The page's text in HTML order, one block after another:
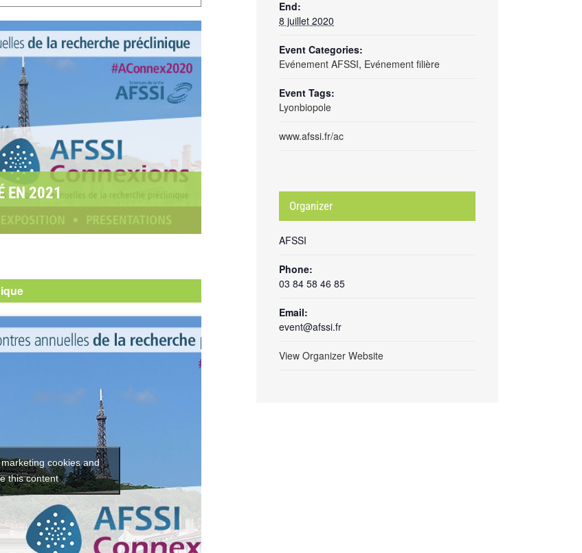
EN 2021
cookies and
this content
End:
8 juillet 2020
Event Categories:
Evénement AFSSI, Evénement filière
Event Tags:
Lyonbiopole
www.afssi.fr/ac
Organizer
AFSSI
Phone:
03 84 58 46 85
Email:
event@afssi.fr
View Organizer Website